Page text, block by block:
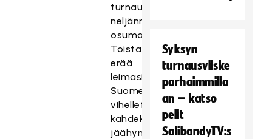
turnauksen
neljännen
osumansa.
Toista
erää
leimasivat
Suomelle
vihelletyt
kahdeksan
jäähyminuuttia,
Syksyn
turnausvilske
parhaimmilla
an – katso
pelit
SalibandyTV:s